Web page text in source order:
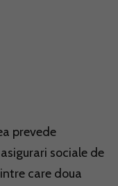
prevede
sociale de
care doua